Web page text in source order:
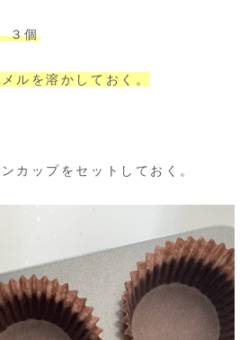
個
ルを溶かしておく。
カップをセットしておく。